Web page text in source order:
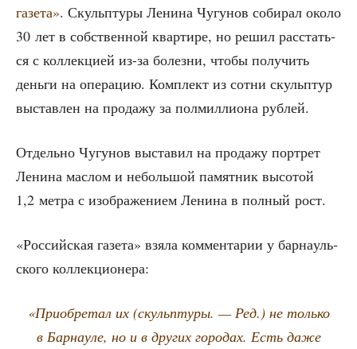
газе­та». Скульп­ту­ры Лени­на Чугу­нов соби­рал око­ло
30 лет в соб­ствен­ной квар­ти­ре, но решил рас­стать­
ся с кол­лек­ци­ей из-за болез­ни, что­бы полу­чить
день­ги на опе­ра­цию. Ком­плект из сот­ни скульп­тур
выстав­лен на про­да­жу за пол­мил­ли­о­на рублей.
Отдель­но Чугу­нов выста­вил на про­да­жу порт­рет
Лени­на мас­лом и неболь­шой памят­ник высо­той
1,2 мет­ра с изоб­ра­же­ни­ем Лени­на в пол­ный рост.
«Рос­сий­ская газе­та» взя­ла ком­мен­та­рии у бар­на­уль­
ско­го коллекционера:
«При­об­ре­тал их (скульп­ту­ры. — Ред.) не толь­ко
в Бар­нау­ле, но и в дру­гих горо­дах. Есть даже